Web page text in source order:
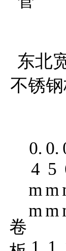
东北
不锈
卷
0.
4
m
m
0.
5
m
m
1 1